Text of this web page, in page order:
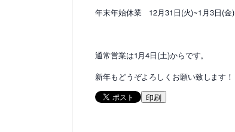
年末年始休業 12月31日(火)~1月3日(金)
通常営業は1月4日(土)からです。
新年もどうぞよろしくお願い致します！
印刷